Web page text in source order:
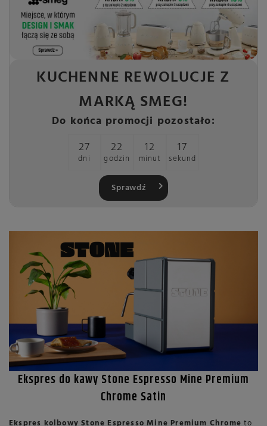
KUCHENNE REWOLUCJE Z
MARKĄ SMEG!
Do końca promocji pozostało:
27
dni
22
godzin
12
minut
17
sekund
Sprawdź
Ekspres do kawy Stone Espresso Mine Premium
Chrome Satin
Ekspres kolbowy Stone Espresso Mine Premium Chrome to